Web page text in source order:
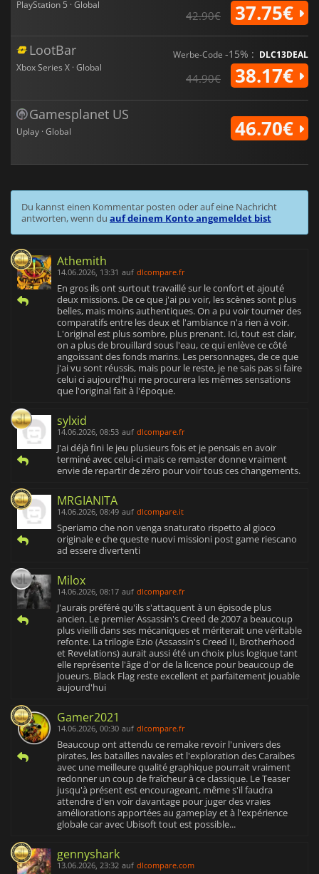
PlayStation 5 · Global
42.90€ 37.75€
LootBar
Xbox Series X · Global
Werbe-Code -15% : DLC13DEAL
44.90€ 38.17€
Gamesplanet US
Uplay · Global 46.70€
Du kannst einen Kommentar posten oder auf eine Nachricht
antworten, wenn du auf deinem Konto angemeldet bist
Athemith
14.06.2026, 13:31 auf dlcompare.fr
En gros ils ont surtout travaillé sur le confort et ajouté
deux missions. De ce que j'ai pu voir, les scènes sont plus
belles, mais moins authentiques. On a pu voir tourner des
comparatifs entre les deux et l'ambiance n'a rien à voir.
L'original est plus sombre, plus prenant. Ici, tout est clair,
on a plus de brouillard sous l'eau, ce qui enlève ce côté
angoissant des fonds marins. Les personnages, de ce que
j'ai vu sont réussis, mais pour le reste, je ne sais pas si faire
celui ci aujourd'hui me procurera les mêmes sensations
que l'original fait à l'époque.
sylxid
14.06.2026, 08:53 auf dlcompare.fr
J'ai déjà fini le jeu plusieurs fois et je pensais en avoir
terminé avec celui-ci mais ce remaster donne vraiment
envie de repartir de zéro pour voir tous ces changements.
MRGIANITA
14.06.2026, 08:49 auf dlcompare.it
Speriamo che non venga snaturato rispetto al gioco
originale e che queste nuovi missioni post game riescano
ad essere divertenti
Milox
14.06.2026, 08:17 auf dlcompare.fr
J'aurais préféré qu'ils s'attaquent à un épisode plus
ancien. Le premier Assassin's Creed de 2007 a beaucoup
plus vieilli dans ses mécaniques et mériterait une véritable
refonte. La trilogie Ezio (Assassin's Creed II, Brotherhood
et Revelations) aurait aussi été un choix plus logique tant
elle représente l'âge d'or de la licence pour beaucoup de
joueurs. Black Flag reste excellent et parfaitement jouable
aujourd'hui
Gamer2021
14.06.2026, 00:30 auf dlcompare.fr
Beaucoup ont attendu ce remake revoir l'univers des
pirates, les batailles navales et l'exploration des Caraibes
avec une meilleure qualité graphique pourrait vraiment
redonner un coup de fraîcheur à ce classique. Le Teaser
jusqu'à présent est encourageant, même s'il faudra
attendre d'en voir davantage pour juger des vraies
améliorations apportées au gameplay et à l'expérience
globale car avec Ubisoft tout est possible...
gennyshark
13.06.2026, 23:32 auf dlcompare.com